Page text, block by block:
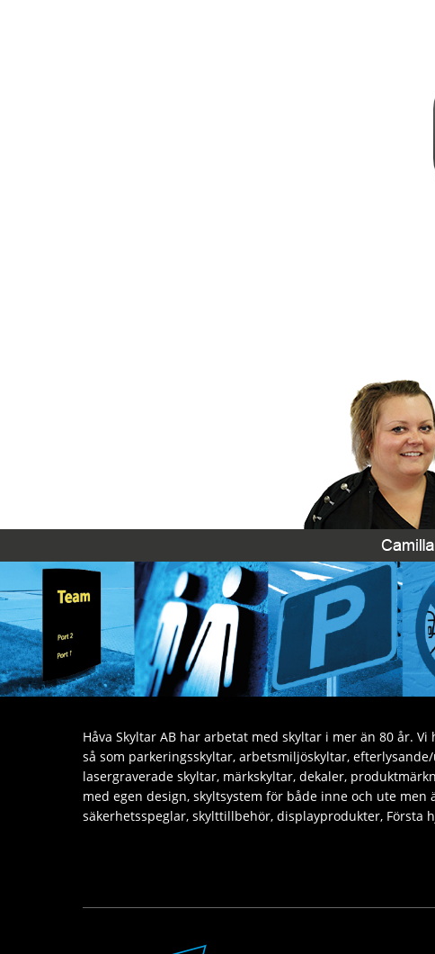
Håva Skyltar AB har arbetat med skyltar i mer än 80 år.
så som parkeringsskyltar, arbetsmiljöskyltar,
lasergraverade skyltar, märkskyltar, dekaler,
med egen design, skyltsystem för både inne och ute men
säkerhetsspeglar, skylttillbehör, displayprodukter, Första